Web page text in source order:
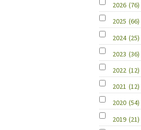
2026 (76)
2025 (66)
2024 (25)
2023 (36)
2022 (12)
2021 (12)
2020 (54)
2019 (21)